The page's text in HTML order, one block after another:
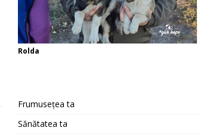
Rolda
Frumusețea ta
Sănătatea ta